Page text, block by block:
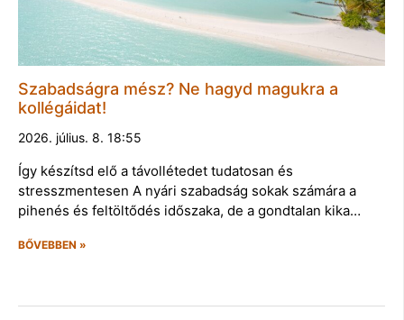
Szabadságra mész? Ne hagyd magukra a
kollégáidat!
2026. július. 8. 18:55
Így készítsd elő a távollétedet tudatosan és
stresszmentesen A nyári szabadság sokak számára a
pihenés és feltöltődés időszaka, de a gondtalan kika…
BŐVEBBEN »